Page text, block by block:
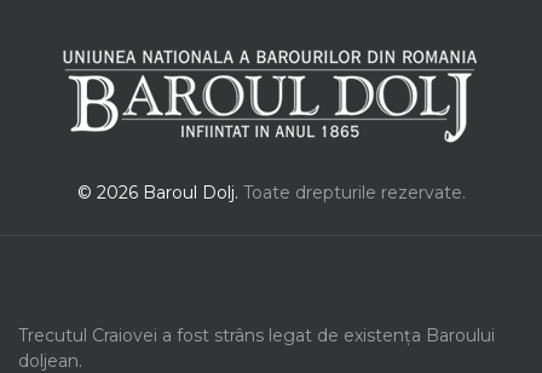
© 2026 Baroul Dolj. Toate drepturile rezervate.
Trecutul Craiovei a fost strâns legat de existența Baroului
doljean.